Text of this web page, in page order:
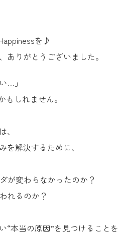
を♪
ありがとうございました。
…」
もしれません。
を解決するために、
が変わらなかったのか？
れるのか？
“本当の原因”を見つけることを